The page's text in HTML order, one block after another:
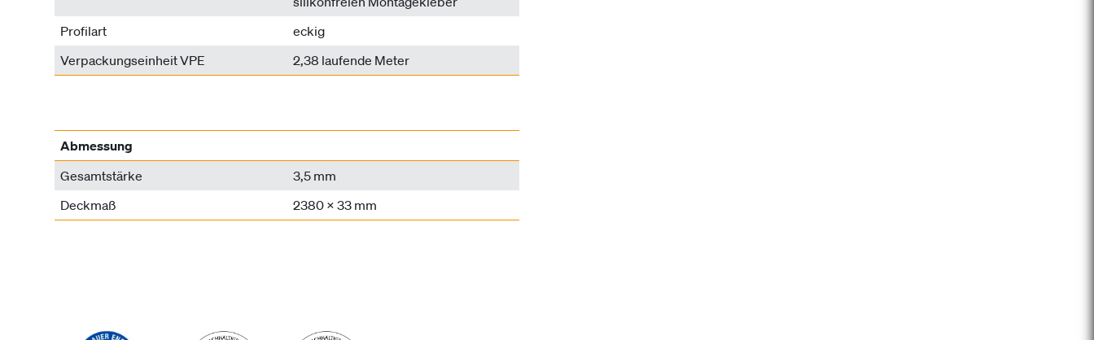
Profilart
eckig
Verpackungseinheit VPE
2,38 laufende Meter
Abmessung
Gesamtstärke
3,5 mm
Deckmaß
2380 x 33 mm